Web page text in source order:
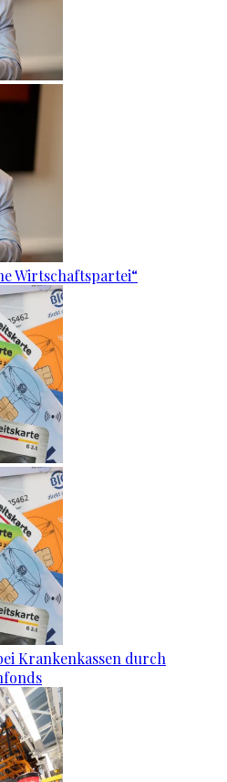
Wirtschaftspartei“
Krankenkassen durch